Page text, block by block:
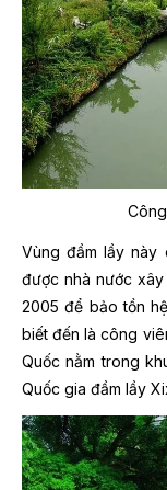
Vùng đầm lầy này
được nhà nước
2005 để bảo tồn
biết đến là công
Quốc nằm trong
Quốc gia đầm lầy